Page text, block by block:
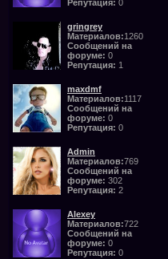
Репутация: 0
gringrey
Материалов:1260
Сообщений на
форуме: 0
Репутация: 1
maxdmf
Материалов:1117
Сообщений на
форуме: 0
Репутация: 0
Admin
Материалов:769
Сообщений на
форуме: 302
Репутация: 2
Alexey
Материалов:722
Сообщений на
форуме: 0
Репутация: 0